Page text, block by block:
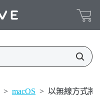
> macOS > 以無線方式將